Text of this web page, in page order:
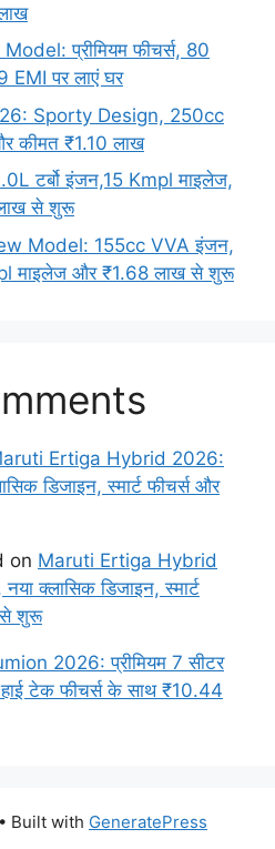
प्रीमियम फीचर्स, 80
पर लाएं घर
Sporty Design, 250cc
कीमत ₹1.10 लाख
टर्बो इंजन,15 Kmpl माइलेज,
से शुरू
Model: 155cc VVA इंजन,
माइलेज और ₹1.68 लाख से शुरू
Ertiga Hybrid 2026:
डिजाइन, स्मार्ट फीचर्स और
on Maruti Ertiga Hybrid
क्लासिक डिजाइन, स्मार्ट
से शुरू
2026: प्रीमियम 7 सीटर
टेक फीचर्स के साथ ₹10.44
• Built with GeneratePress